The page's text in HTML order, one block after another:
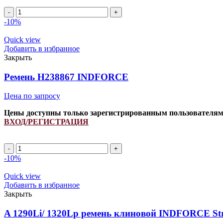
A
1220Li/
(РСМ
6201489)
ремень
клиновой
INDFORCE
Strongest
-10%
Quick view
Добавить в избранное
Закрыть
Ремень H238867 INDFORCE
Цена по запросу
Цены доступны только зарегистрированным пользователям
ВХОД/РЕГИСТРАЦИЯ
Ремень
H238867
quantity
-10%
Quick view
Добавить в избранное
Закрыть
A 1290Li/ 1320Lp ремень клиновой INDFORCE